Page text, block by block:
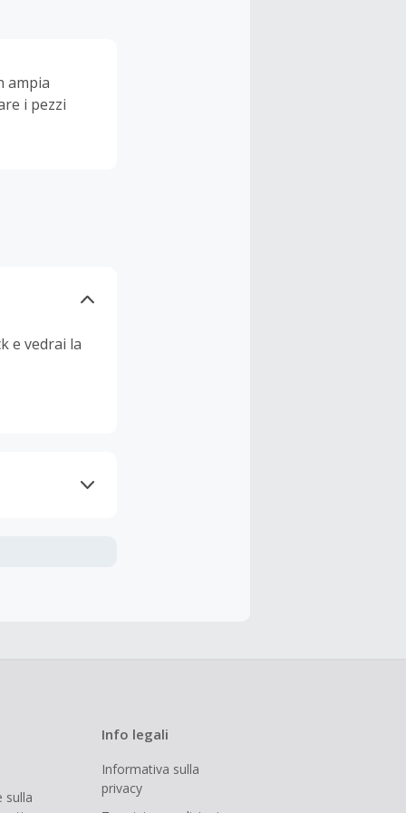
ampia
i pezzi
e vedrai la
sulla
Info legali
Informativa sulla
privacy